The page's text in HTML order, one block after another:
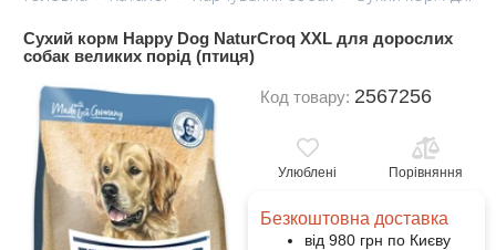
Сухий корм Happy Dog NaturCroq XXL для дорослих
собак великих порід (птиця)
Код товару: 2567256
Улюблені Порівняння
Безкоштовна доставка
від 980 грн по Києву